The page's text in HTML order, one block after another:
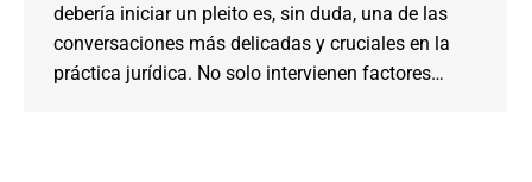
debería iniciar un pleito es, sin duda, una de las
conversaciones más delicadas y cruciales en la
práctica jurídica. No solo intervienen factores…